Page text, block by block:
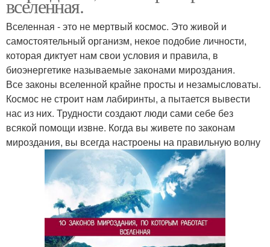
вселенная.
Вселенная - это не мертвый космос. Это живой и
самостоятельный организм, некое подобие личности,
которая диктует нам свои условия и правила, в
биоэнергетике называемые законами мироздания.
Все законы вселенной крайне просты и незамысловаты.
Космос не строит нам лабиринты, а пытается вывести
нас из них. Трудности создают люди сами себе без
всякой помощи извне. Когда вы живете по законам
мироздания, вы всегда настроены на правильную волну